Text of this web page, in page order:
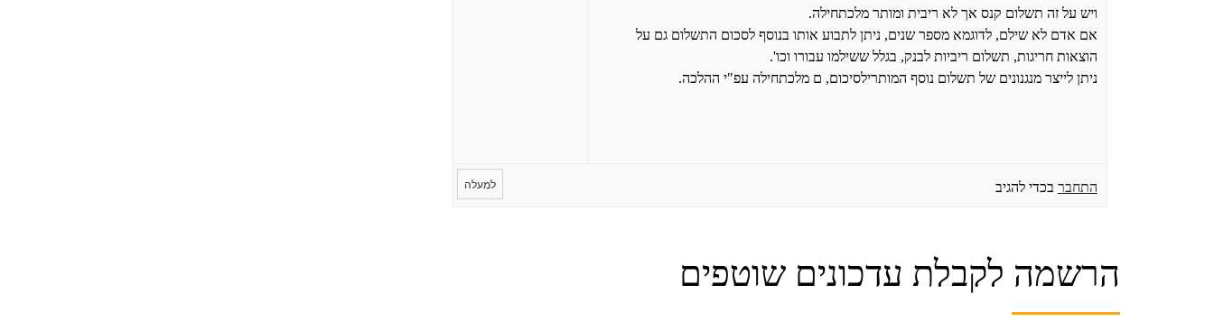
ויש על זה תשלום קנס אך לא ריבית ומותר מלכתחילה.
אם אדם לא שילם, לדוגמא מספר שנים, ניתן לתבוע אותו בנוסף לסכום התשלום גם על
הוצאות חריגות, תשלום ריביות לבנק, בגלל ששילמו עבורו וכו'.
ניתן לייצר מנגנונים של תשלום נוסף המותרילסיכום, ם מלכתחילה עפ"י ההלכה.
למעלה התחבר בכדי להגיב
הרשמה לקבלת עדכונים שוטפים